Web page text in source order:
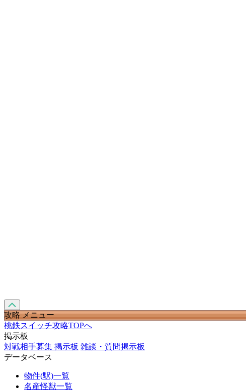
攻略 メニュー
桃鉄スイッチ攻略TOPへ
掲示板
対戦相手募集 掲示板 雑談・質問掲示板
データベース
物件(駅)一覧
名産怪獣一覧